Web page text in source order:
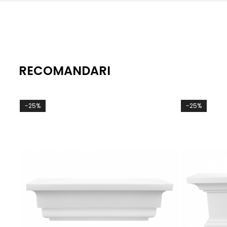
RECOMANDARI
-25% -25%